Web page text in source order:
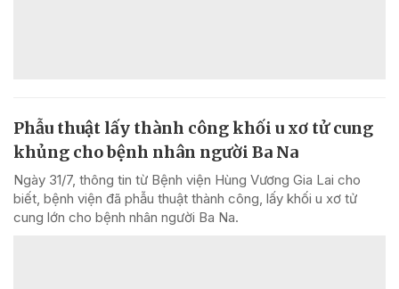
Phẫu thuật lấy thành công khối u xơ tử cung
khủng cho bệnh nhân người Ba Na
Ngày 31/7, thông tin từ Bệnh viện Hùng Vương Gia Lai cho
biết, bệnh viện đã phẫu thuật thành công, lấy khối u xơ tử
cung lớn cho bệnh nhân người Ba Na.